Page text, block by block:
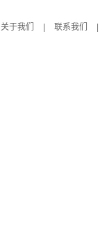
关于我们
联系我们